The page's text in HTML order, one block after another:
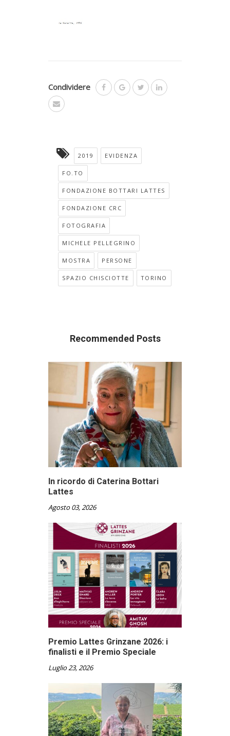
Condividere
2019 EVIDENZA
FO.TO
FONDAZIONE BOTTARI LATTES
FONDAZIONE CRC
FOTOGRAFIA
MICHELE PELLEGRINO
MOSTRA PERSONE
SPAZIO CHISCIOTTE TORINO
Recommended Posts
In ricordo di Caterina Bottari
Lattes
Agosto 03, 2026
Premio Lattes Grinzane 2026: i
finalisti e il Premio Speciale
Luglio 23, 2026